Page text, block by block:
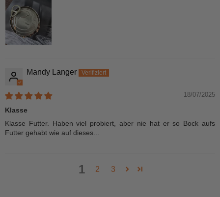
Mandy Langer
18/07/2025
Klasse
Klasse Futter. Haben viel probiert, aber nie hat er so Bock aufs
Futter gehabt wie auf dieses...
1 2 3